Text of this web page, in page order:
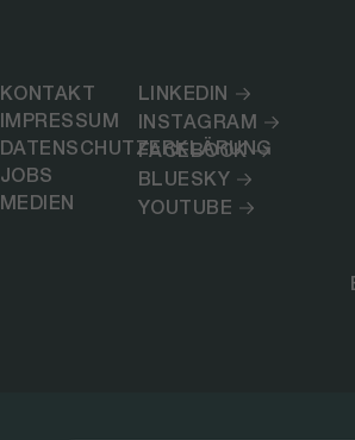
KONTAKT
IMPRESSUM
DATENSCHUTZERKLÄRUNG
JOBS
MEDIEN
LINKEDIN
INSTAGRAM
FACEBOOK
BLUESKY
YOUTUBE